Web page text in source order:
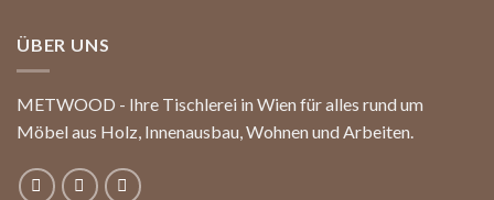
ÜBER UNS
METWOOD - Ihre Tischlerei in Wien für alles rund um
Möbel aus Holz, Innenausbau, Wohnen und Arbeiten.